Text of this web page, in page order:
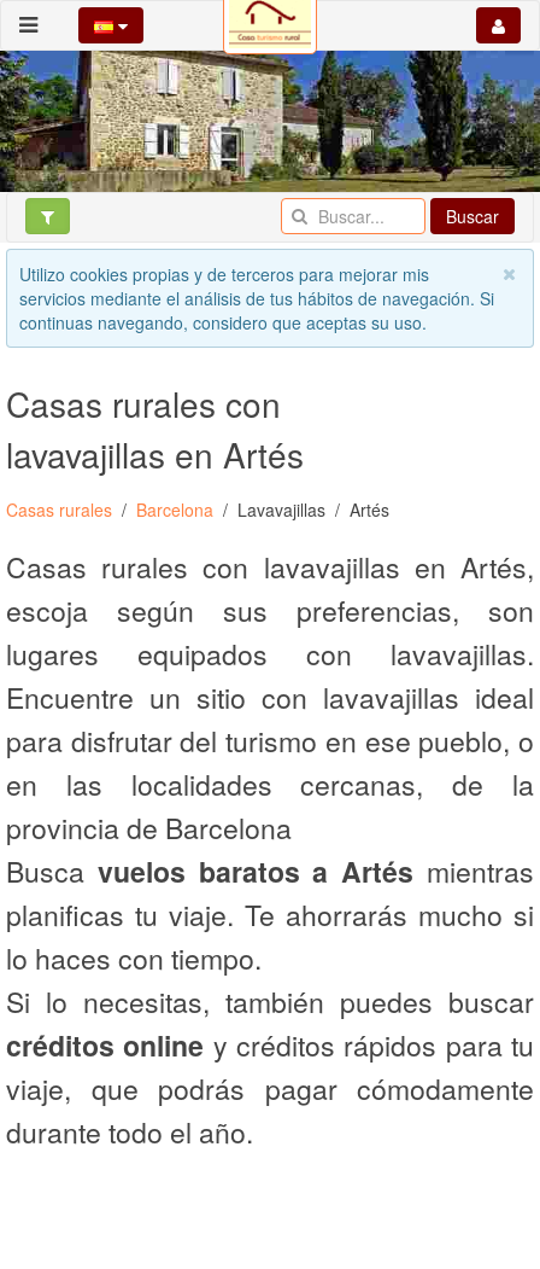
Buscar
Utilizo cookies propias y de terceros para mejorar mis
servicios mediante el análisis de tus hábitos de navegación. Si
continuas navegando, considero que aceptas su uso.
Casas rurales con
lavavajillas en Artés
Casas rurales Barcelona Lavavajillas Artés
Casas rurales con lavavajillas en Artés,
escoja según sus preferencias, son
lugares equipados con lavavajillas.
Encuentre un sitio con lavavajillas ideal
para disfrutar del turismo en ese pueblo, o
en las localidades cercanas, de la
provincia de Barcelona
Busca vuelos baratos a Artés mientras
planificas tu viaje. Te ahorrarás mucho si
lo haces con tiempo.
Si lo necesitas, también puedes buscar
créditos online y créditos rápidos para tu
viaje, que podrás pagar cómodamente
durante todo el año.